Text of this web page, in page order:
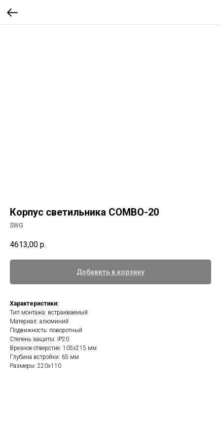
Корпус светильника COMBO-20
SWG
4613,00 р.
Добавить в корзину
Характеристики:
Тип монтажа: встраиваемый
Материал: алюминий
Подвижность: поворотный
Степень защиты: IP20
Врезное отверстие: 105x215 мм
Глубина встройки: 65 мм
Размеры: 220x110